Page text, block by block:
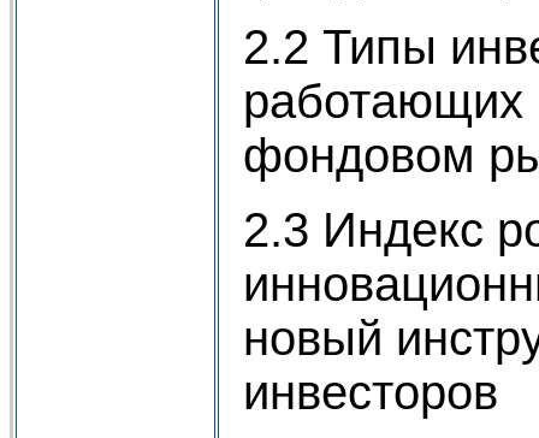
2.2 Типы
работающих
фондовом
2.3 Индекс
новый
инвесторов